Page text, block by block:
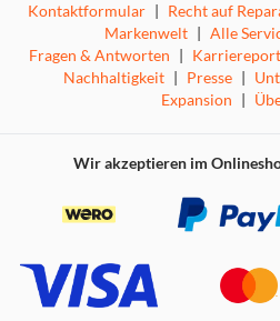
Kontaktformular | Recht auf
Markenwelt | Alle
Fragen & Antworten |
Nachhaltigkeit | Presse |
Expansion |
Wir akzeptieren im